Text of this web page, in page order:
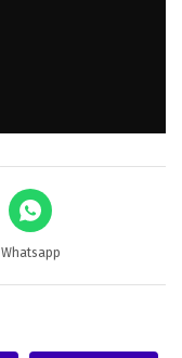
Whatsapp